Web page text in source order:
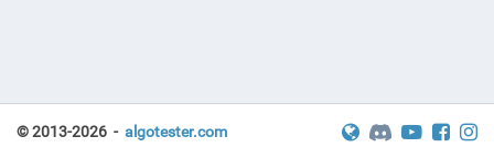
© 2013-2026 - algotester.com